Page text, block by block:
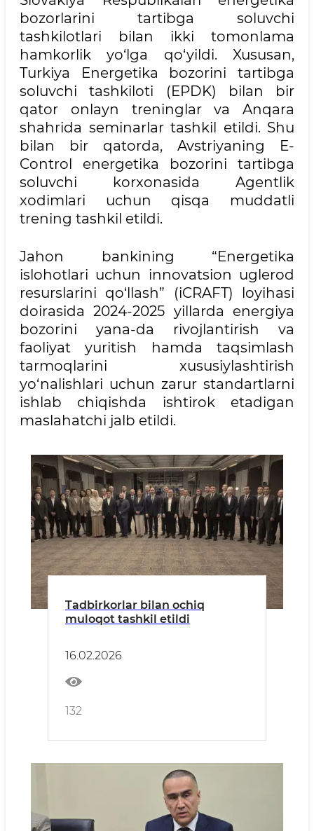
bozorlarini tartibga soluvchi
tashkilotlari bilan ikki tomonlama
hamkorlik yo‘lga qo‘yildi. Xususan,
Turkiya Energetika bozorini tartibga
soluvchi tashkiloti (EPDK) bilan bir
qator onlayn treninglar va Anqara
shahrida seminarlar tashkil etildi. Shu
bilan bir qatorda, Avstriyaning E-
Control energetika bozorini tartibga
soluvchi korxonasida Agentlik
xodimlari uchun qisqa muddatli
trening tashkil etildi.
Jahon bankining “Energetika
islohotlari uchun innovatsion uglerod
resurslarini qo‘llash” (iCRAFT) loyihasi
doirasida 2024-2025 yillarda energiya
bozorini yana-da rivojlantirish va
faoliyat yuritish hamda taqsimlash
tarmoqlarini xususiylashtirish
yo‘nalishlari uchun zarur standartlarni
ishlab chiqishda ishtirok etadigan
maslahatchi jalb etildi.
Tadbirkorlar bilan ochiq
muloqot tashkil etildi
16.02.2026
132